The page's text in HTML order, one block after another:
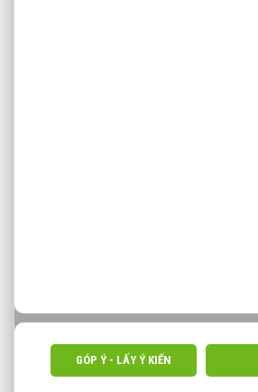
GÓP Ý - LẤY Ý KIẾN